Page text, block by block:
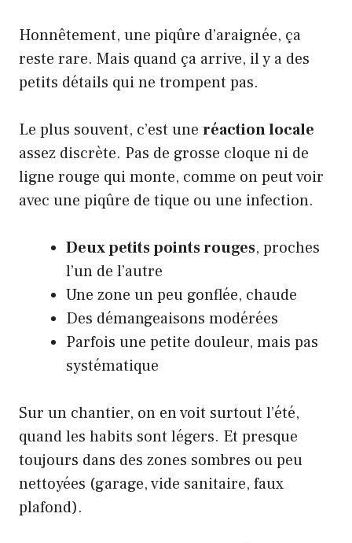
Honnêtement, une piqûre d’araignée, ça
reste rare. Mais quand ça arrive, il y a des
petits détails qui ne trompent pas.
Le plus souvent, c’est une réaction locale
assez discrète. Pas de grosse cloque ni de
ligne rouge qui monte, comme on peut voir
avec une piqûre de tique ou une infection.
Deux petits points rouges, proches
l’un de l’autre
Une zone un peu gonflée, chaude
Des démangeaisons modérées
Parfois une petite douleur, mais pas
systématique
Sur un chantier, on en voit surtout l’été,
quand les habits sont légers. Et presque
toujours dans des zones sombres ou peu
nettoyées (garage, vide sanitaire, faux
plafond).